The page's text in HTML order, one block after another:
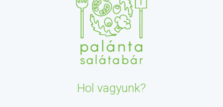
Hol vagyunk?